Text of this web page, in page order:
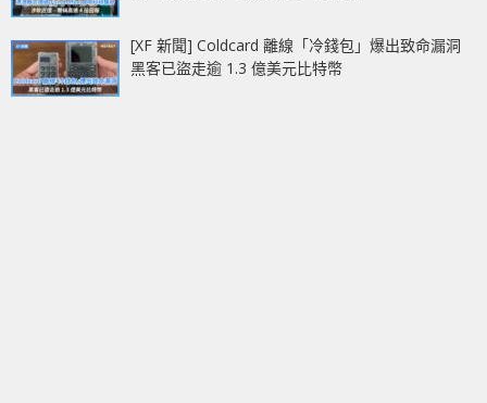
[XF 新聞] Coldcard 離線「冷錢包」爆出致命漏洞
黑客已盜走逾 1.3 億美元比特幣